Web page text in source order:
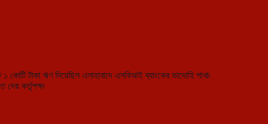
টাকা ঋণ দিয়েছিল এলাহাবাদে এসবিআই ব্যাংকের ভাদোহি শাখা৷
দেয় কর্তৃপক্ষ৷